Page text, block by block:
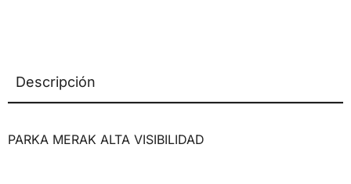
Descripción
PARKA MERAK ALTA VISIBILIDAD